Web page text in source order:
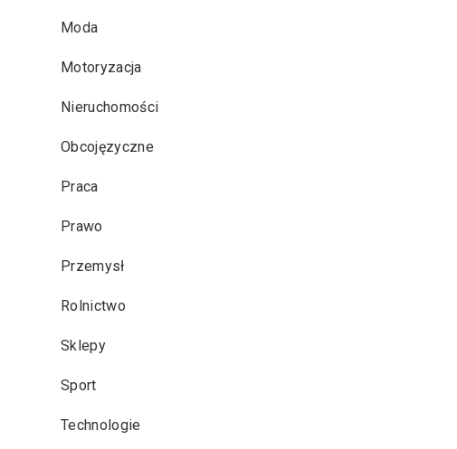
Moda
Motoryzacja
Nieruchomości
Obcojęzyczne
Praca
Prawo
Przemysł
Rolnictwo
Sklepy
Sport
Technologie